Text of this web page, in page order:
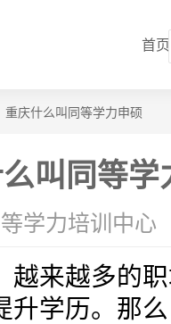
首页
重庆什么叫同等学力申硕
叫同等学
学力培训中心
越来越多的
升学历。那